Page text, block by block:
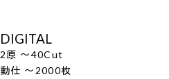
DIGITAL
2原 ～40Cut
動仕 ～2000枚